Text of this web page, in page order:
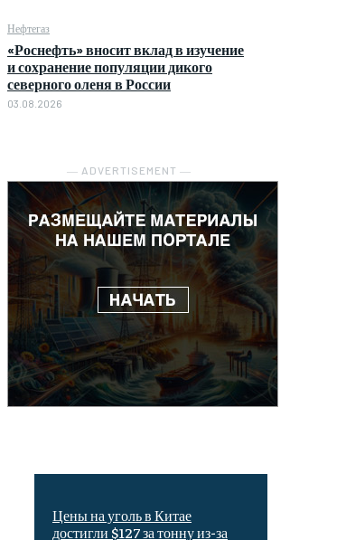
Нефтегаз
«Роснефть» вносит вклад в изучение
и сохранение популяции дикого
северного оленя в России
03.08.2026
― ADVERTISEMENT ―
Цены на уголь в Китае
достигли $127 за тонну из-за